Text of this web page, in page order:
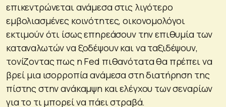
επικεντρώνεται ανάμεσα στις λιγότερο
εμβολιασμένες κοινότητες, οικονομολόγοι
εκτιμούν ότι ίσως επηρεάσουν την επιθυμία των
καταναλωτών να ξοδέψουν και να ταξιδέψουν,
τονίζοντας πως η Fed πιθανότατα θα πρέπει να
βρεί μια ισορροπία ανάμεσα στη διατήρηση της
πίστης στην ανάκαμψη και ελέγχου των σεναρίων
για το τι μπορεί να πάει στραβά.